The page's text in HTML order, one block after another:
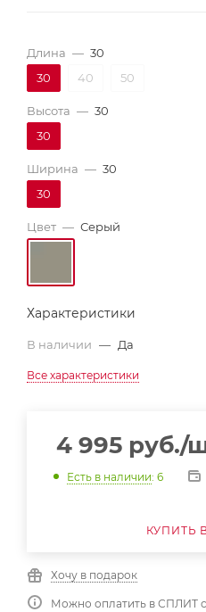
Длина — 30
30
40 50
Высота — 30
30
Ширина — 30
30
Цвет — Серый
Характеристики
В наличии — Да
Все характеристики
4 995 руб./
Есть в наличии: 6
КУПИТЬ
Хочу в подарок
Можно оплатить в СПЛИТ